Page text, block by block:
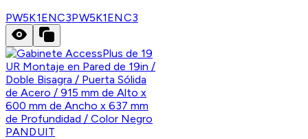
PW5K1ENC3PW5K1ENC3
PANDUIT